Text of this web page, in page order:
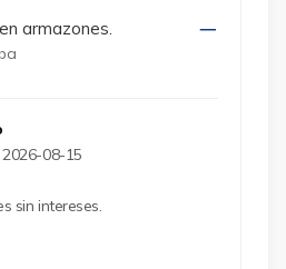
armazones.
08-15
sin intereses.